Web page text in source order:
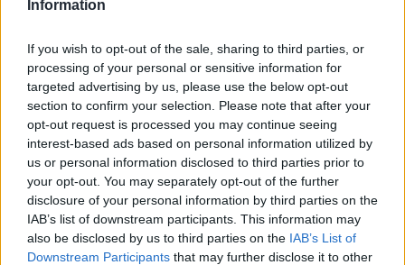
Information
If you wish to opt-out of the sale, sharing to third parties, or
processing of your personal or sensitive information for
targeted advertising by us, please use the below opt-out
section to confirm your selection. Please note that after your
opt-out request is processed you may continue seeing
interest-based ads based on personal information utilized by
us or personal information disclosed to third parties prior to
your opt-out. You may separately opt-out of the further
disclosure of your personal information by third parties on the
IAB’s list of downstream participants. This information may
also be disclosed by us to third parties on the IAB’s List of
Downstream Participants that may further disclose it to other
Continuità Sardegna-Corsica d’inverno, accordo
con Moby e una corsa in più